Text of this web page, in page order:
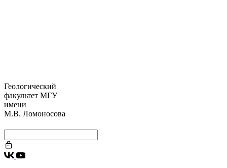
Геологический
факультет МГУ
имени
М.В. Ломоносова